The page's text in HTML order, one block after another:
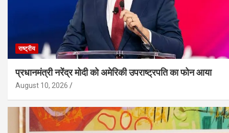
राष्ट्रीय
प्रधानमंत्री नरेंद्र मोदी को अमेरिकी उपराष्ट्रपति का फोन आया
August 10, 2026